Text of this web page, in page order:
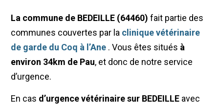
La commune de BEDEILLE (64460) fait partie des
communes couvertes par la clinique vétérinaire
de garde du Coq à l’Ane . Vous êtes situés à
environ 34km de Pau, et donc de notre service
d’urgence.
En cas d’urgence vétérinaire sur BEDEILLE avec